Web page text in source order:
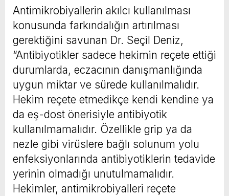
Antimikrobiyallerin akılcı kullanılması
konusunda farkındalığın artırılması
gerektiğini savunan Dr. Seçil Deniz,
“Antibiyotikler sadece hekimin reçete ettiği
durumlarda, eczacının danışmanlığında
uygun miktar ve sürede kullanılmalıdır.
Hekim reçete etmedikçe kendi kendine ya
da eş-dost önerisiyle antibiyotik
kullanılmamalıdır. Özellikle grip ya da
nezle gibi virüslere bağlı solunum yolu
enfeksiyonlarında antibiyotiklerin tedavide
yerinin olmadığı unutulmamalıdır.
Hekimler, antimikrobiyalleri reçete